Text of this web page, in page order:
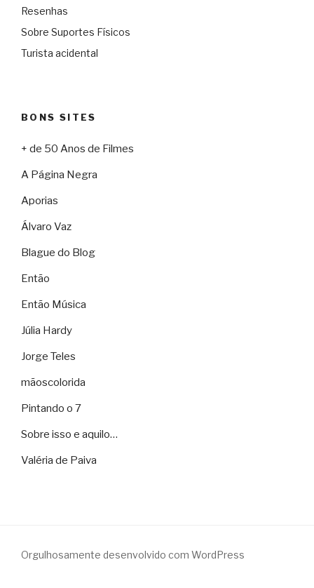
Resenhas
Sobre Suportes Físicos
Turista acidental
BONS SITES
+ de 50 Anos de Filmes
A Página Negra
Aporias
Álvaro Vaz
Blague do Blog
Então
Então Música
Júlia Hardy
Jorge Teles
mãoscolorida
Pintando o 7
Sobre isso e aquilo…
Valéria de Paiva
Orgulhosamente desenvolvido com WordPress